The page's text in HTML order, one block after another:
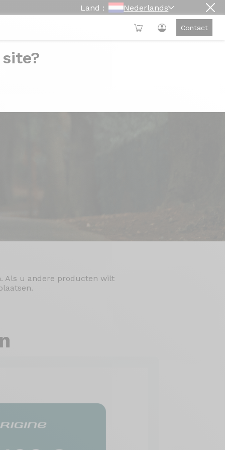
Land : Nederlands
Contact
Als u andere producten wilt